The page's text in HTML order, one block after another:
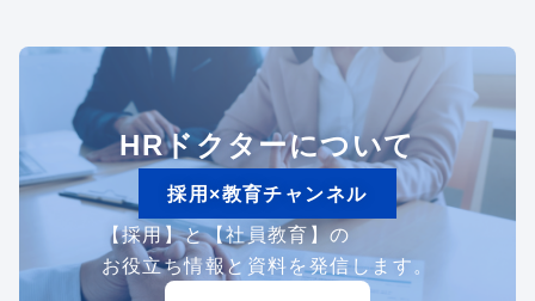
HRドクターについて
採用×教育チャンネル
【採用】と【社員教育】の
お役立ち情報と資料を発信します。